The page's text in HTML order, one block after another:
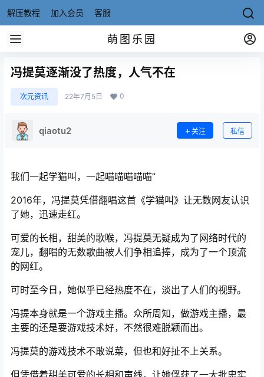
解压教程 加入会员 客服
萌图乐园
冯提莫逐渐没了热度，人气不在
次元资讯 22年7月5日 0
qiaotu2 关注 私信
我们一起学猫叫，一起喵喵喵喵喵”
2016年，冯提莫凭借翻唱这首《学猫叫》让无数网友认识
了她，迅速走红。
可爱的长相，甜美的歌喉，冯提莫无疑成为了网络时代的
宠儿，翻唱的无数歌曲被人们争相追捧，成为了一个顶流
的网红。
可时至今日，她似乎已经热度不在，淡出了人们的视野。
冯提本身就是一个游戏主播。众所周知，做游戏主播，最
主要的还是要游戏技术好，不然很难脱颖而出。
冯提莫的游戏技术不敢说菜，但也和好扯不上关系。
但凭借着甜美可爱的长相和声线，让她俘获了一大批忠实